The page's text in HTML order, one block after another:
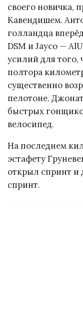
своего новичка,
Кавендишем.
голландца
DSM и Jayco —
усилий для того,
полтора
существенно
пелотоне.
быстрых
велосипед.
На последнем
эстафету
открыл спринт и
спринт.